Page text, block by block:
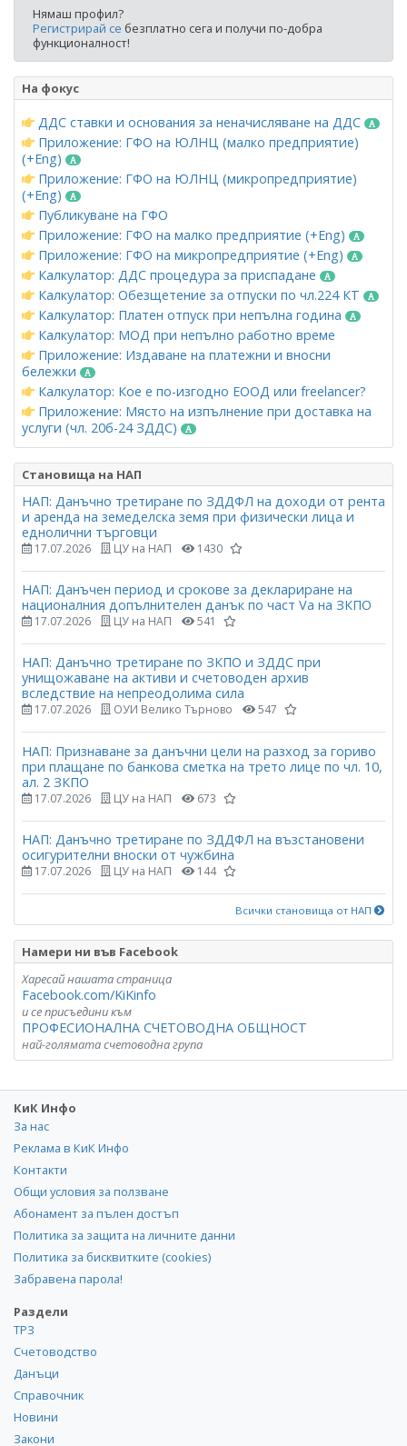
Нямаш профил?
Регистрирай се безплатно сега и получи по-добра
функционалност!
На фокус
ДДС ставки и основания за неначисляване на ДДС
Приложение: ГФО на ЮЛНЦ (малко предприятие)
(+Eng)
Приложение: ГФО на ЮЛНЦ (микропредприятие)
(+Eng)
Публикуване на ГФО
Приложение: ГФО на малко предприятие (+Eng)
Приложение: ГФО на микропредприятие (+Eng)
Калкулатор: ДДС процедура за приспадане
Калкулатор: Обезщетение за отпуски по чл.224 КТ
Калкулатор: Платен отпуск при непълна година
Калкулатор: МОД при непълно работно време
Приложение: Издаване на платежни и вносни
бележки
Калкулатор: Кое е по-изгодно ЕООД или freelancer?
Приложение: Място на изпълнение при доставка на
услуги (чл. 20б-24 ЗДДС)
Становища на НАП
НАП: Данъчно третиране по ЗДДФЛ на доходи от рента
и аренда на земеделска земя при физически лица и
еднолични търговци
17.07.2026 ЦУ на НАП 1430
НАП: Данъчен период и срокове за деклариране на
националния допълнителен данък по част Vа на ЗКПО
17.07.2026 ЦУ на НАП 541
НАП: Данъчно третиране по ЗКПО и ЗДДС при
унищожаване на активи и счетоводен архив
вследствие на непреодолима сила
17.07.2026 ОУИ Велико Търново 547
НАП: Признаване за данъчни цели на разход за гориво
при плащане по банкова сметка на трето лице по чл. 10,
ал. 2 ЗКПО
17.07.2026 ЦУ на НАП 673
НАП: Данъчно третиране по ЗДДФЛ на възстановени
осигурителни вноски от чужбина
17.07.2026 ЦУ на НАП 144
Всички становища от НАП
Намери ни във Facebook
Харесай нашата страница
Facebook.com/KiKinfo
и се присъедини към
ПРОФЕСИОНАЛНА СЧЕТОВОДНА ОБЩНОСТ
най-голямата счетоводна група
КиК Инфо
За нас
Реклама в КиК Инфо
Контакти
Общи условия за ползване
Абонамент за пълен достъп
Политика за защита на личните данни
Политика за бисквитките (cookies)
Забравена парола!
Раздели
ТРЗ
Счетоводство
Данъци
Справочник
Новини
Закони